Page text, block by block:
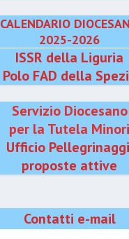
CALENDARIO
2025-2026
ISSR della Liguria
Polo FAD della
Servizio Diocesano
per la Tutela Minori
Ufficio
proposte attive
Contatti e-mail